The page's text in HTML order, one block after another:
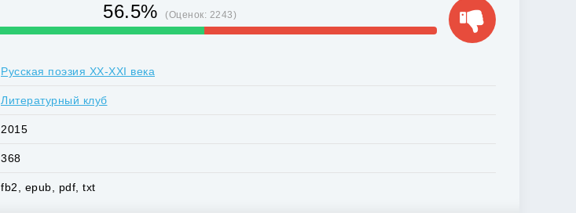
56.5% (Оценок: 2243)
Русская поэзия XX-XXI века
Литературный клуб
2015
368
fb2, epub, pdf, txt